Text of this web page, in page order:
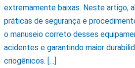
extremamente baixas. Neste artigo,
práticas de segurança e
o manuseio correto desses
acidentes e garantindo maior
criogênicos. […]